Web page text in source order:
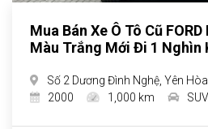
Mua Bán Xe Ô Tô Cũ FORD
Màu Trắng Mới Đi 1 Nghìn
Số 2 Dương Đình Nghệ, Yên
2000
1,000 km SUV